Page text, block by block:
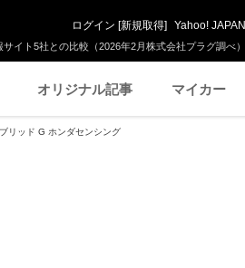
イト5社との比較（2026年2月株式会社プラグ調べ）
ログイン [新規取得] Yahoo! JAPAN
オリジナル記事 マイカー
リッド G ホンダセンシング